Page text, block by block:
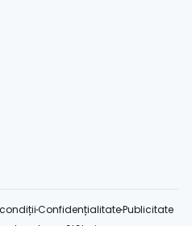
ConfidențialitatePublicitate